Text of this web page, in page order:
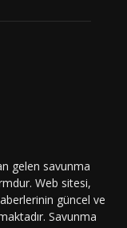
gelen savunma
Web sitesi,
güncel ve
Savunma